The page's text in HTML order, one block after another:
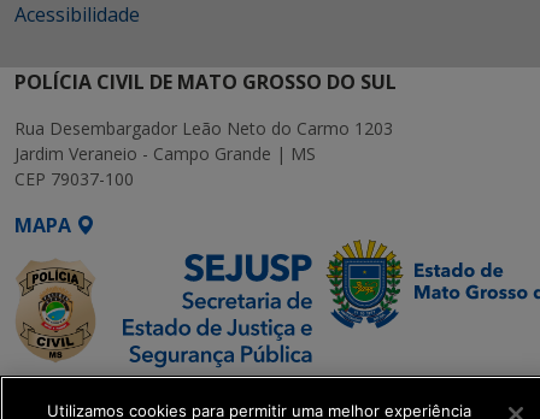
Acessibilidade
POLÍCIA CIVIL DE MATO GROSSO DO SUL
Rua Desembargador Leão Neto do Carmo 1203
Jardim Veraneio - Campo Grande | MS
CEP 79037-100
MAPA
Utilizamos cookies para permitir uma melhor experiência